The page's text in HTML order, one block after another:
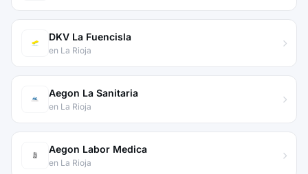
DKV La Fuencisla
en La Rioja
Aegon La Sanitaria
en La Rioja
Aegon Labor Medica
en La Rioja